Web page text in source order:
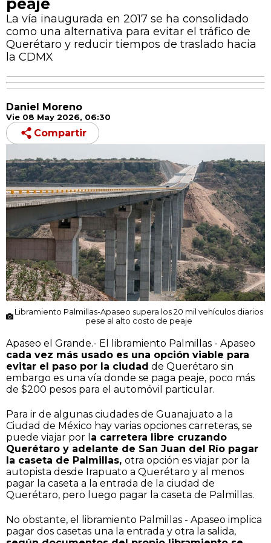
La vía inaugurada en 2017 se ha consolidado
como una alternativa para evitar el tráfico de
Querétaro y reducir tiempos de traslado hacia
la CDMX
Daniel Moreno
Vie 08 May 2026, 06:30
Compartir
Libramiento Palmillas-Apaseo supera los 20 mil vehículos diarios
pese al alto costo de peaje
Apaseo el Grande.- El libramiento Palmillas - Apaseo
cada vez más usado es una opción viable para
evitar el paso por la ciudad de Querétaro sin
embargo es una vía donde se paga peaje, poco más
de $200 pesos para el automóvil particular.
Para ir de algunas ciudades de Guanajuato a la
Ciudad de México hay varias opciones carreteras, se
puede viajar por l a carretera libre cruzando
Querétaro y adelante de San Juan del Río pagar
la caseta de Palmillas, otra opción es viajar por la
autopista desde Irapuato a Querétaro y al menos
pagar la caseta a la entrada de la ciudad de
Querétaro, pero luego pagar la caseta de Palmillas.
No obstante, el libramiento Palmillas - Apaseo implica
pagar dos casetas una la entrada y otra la salida,